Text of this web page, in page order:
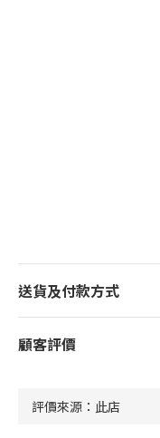
送貨及付款方式
顧客評價